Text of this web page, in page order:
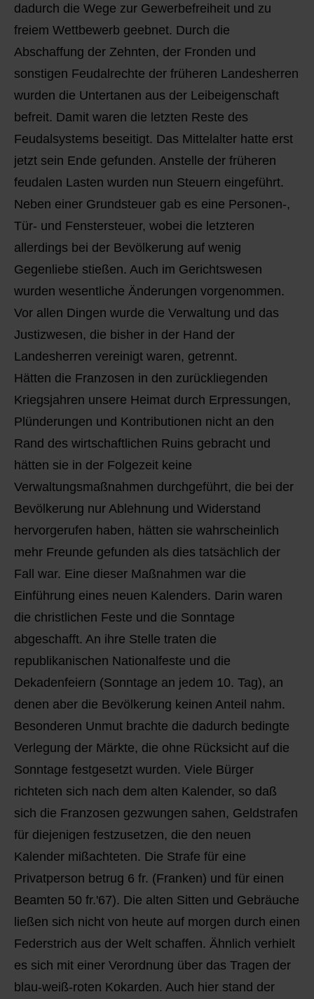
dadurch die Wege zur Gewerbefreiheit und zu
freiem Wettbewerb geebnet. Durch die
Abschaffung der Zehnten, der Fronden und
sonstigen Feudalrechte der früheren Landesherren
wurden die Untertanen aus der Leibeigenschaft
befreit. Damit waren die letzten Reste des
Feudalsystems beseitigt. Das Mittelalter hatte erst
jetzt sein Ende gefunden. Anstelle der früheren
feudalen Lasten wurden nun Steuern eingeführt.
Neben einer Grundsteuer gab es eine Personen-,
Tür- und Fenstersteuer, wobei die letzteren
allerdings bei der Bevölkerung auf wenig
Gegenliebe stießen. Auch im Gerichtswesen
wurden wesentliche Änderungen vorgenommen.
Vor allen Dingen wurde die Verwaltung und das
Justizwesen, die bisher in der Hand der
Landesherren vereinigt waren, getrennt.
Hätten die Franzosen in den zurückliegenden
Kriegsjahren unsere Heimat durch Erpressungen,
Plünderungen und Kontributionen nicht an den
Rand des wirtschaftlichen Ruins gebracht und
hätten sie in der Folgezeit keine
Verwaltungsmaßnahmen durchgeführt, die bei der
Bevölkerung nur Ablehnung und Widerstand
hervorgerufen haben, hätten sie wahrscheinlich
mehr Freunde gefunden als dies tatsächlich der
Fall war. Eine dieser Maßnahmen war die
Einführung eines neuen Kalenders. Darin waren
die christlichen Feste und die Sonntage
abgeschafft. An ihre Stelle traten die
republikanischen Nationalfeste und die
Dekadenfeiern (Sonntage an jedem 10. Tag), an
denen aber die Bevölkerung keinen Anteil nahm.
Besonderen Unmut brachte die dadurch bedingte
Verlegung der Märkte, die ohne Rücksicht auf die
Sonntage festgesetzt wurden. Viele Bürger
richteten sich nach dem alten Kalender, so daß
sich die Franzosen gezwungen sahen, Geldstrafen
für diejenigen festzusetzen, die den neuen
Kalender mißachteten. Die Strafe für eine
Privatperson betrug 6 fr. (Franken) und für einen
Beamten 50 fr.'67). Die alten Sitten und Gebräuche
ließen sich nicht von heute auf morgen durch einen
Federstrich aus der Welt schaffen. Ähnlich verhielt
es sich mit einer Verordnung über das Tragen der
blau-weiß-roten Kokarden. Auch hier stand der